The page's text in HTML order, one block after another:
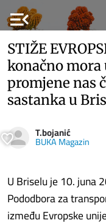
menu_open
STIŽE
konačno
promjene nas
sastanka u
T.bojanić
BUKA Magazin
U Briselu je 10. juna
Pododbora za
između Evropske